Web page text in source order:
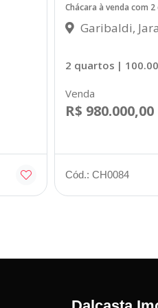
Chácara à venda com
Garibaldi,
2 quartos |
Venda
R$ 980.000,00
Cód.: CH0084